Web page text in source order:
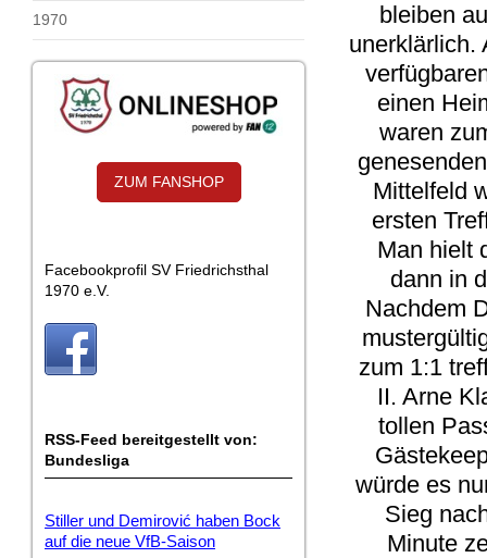
1970
ZUM FANSHOP
Facebookprofil SV Friedrichsthal
1970 e.V.
RSS-Feed bereitgestellt von:
Bundesliga
Stiller und Demirović haben Bock
auf die neue VfB-Saison
bleiben
unerklärlich.
einen
waren
Mittelfeld
ersten
Man hielt
dann in
Nachdem
zum 1:1
II. Arne
tollen
würde es
Sieg
Minute